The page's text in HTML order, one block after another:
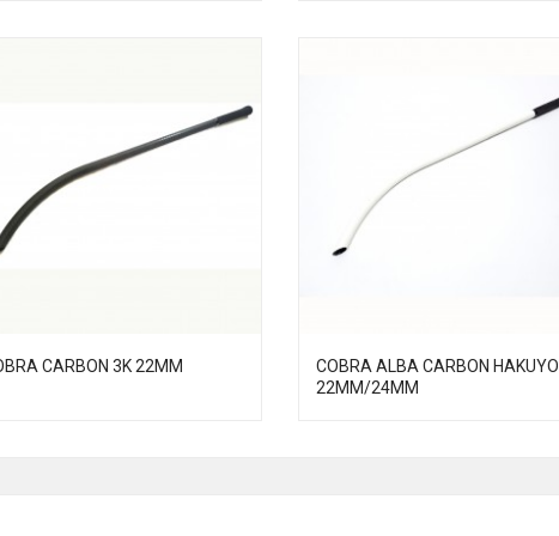
CARBON 3K 22MM
COBRA ALBA CARBON HAKUYO
22MM/24MM